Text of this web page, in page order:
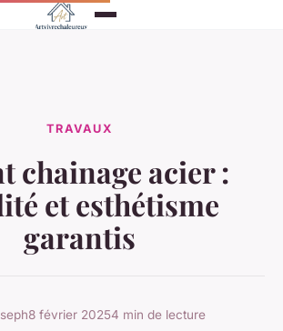
TRAVAUX
chainage acier :
et esthétisme
garantis
8 février 20254 min de lecture